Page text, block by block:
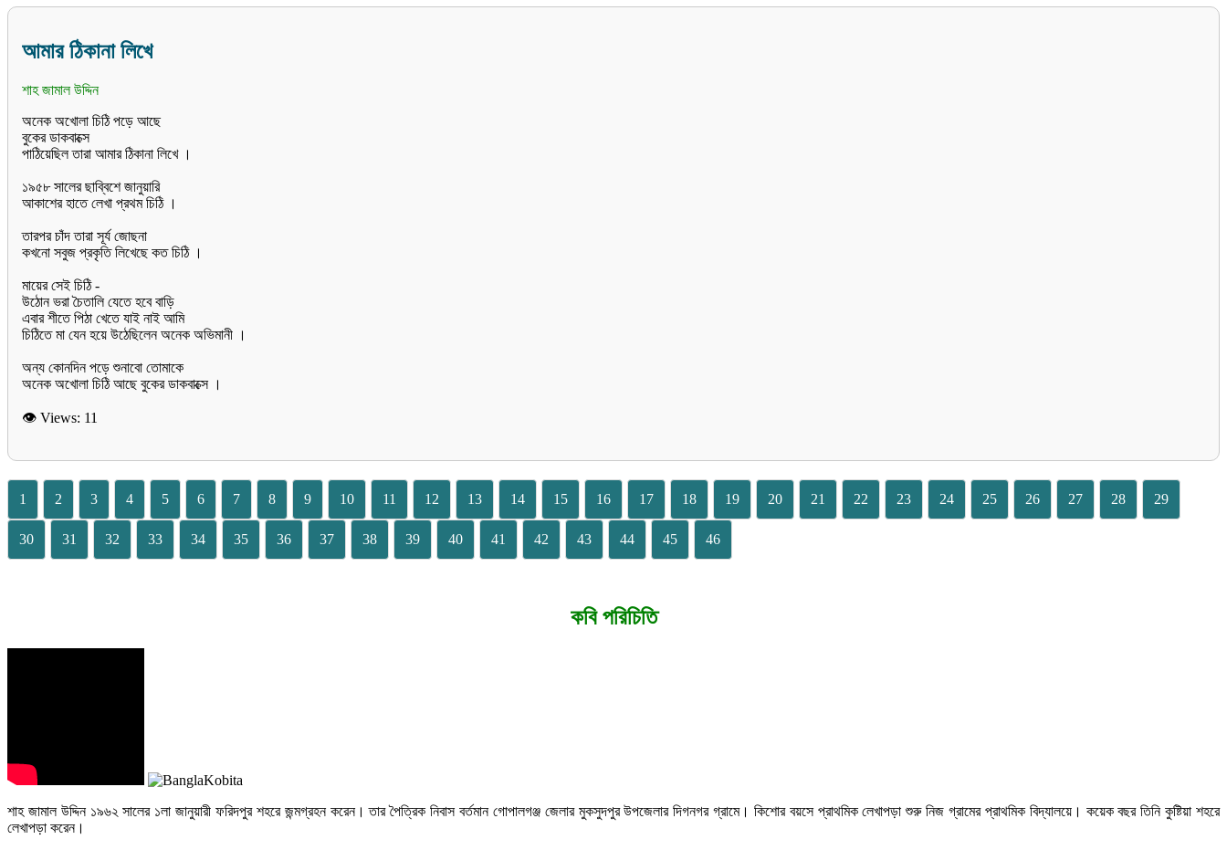
আমার ঠিকানা লিখে
শাহ জামাল উদ্দিন
অনেক অখোলা চিঠি পড়ে আছে
বুকের ডাকবাক্সে
পাঠিয়েছিল তারা আমার ঠিকানা লিখে ।
১৯৫৮ সালের ছাব্বিশে জানুয়ারি
আকাশের হাতে লেখা প্রথম চিঠি ।
তারপর চাঁদ তারা সূর্য জোছনা
কখনো সবুজ প্রকৃতি লিখেছে কত চিঠি ।
মায়ের সেই চিঠি -
উঠোন ভরা চৈতালি যেতে হবে বাড়ি
এবার শীতে পিঠা খেতে যাই নাই আমি
চিঠিতে মা যেন হয়ে উঠেছিলেন অনেক অভিমানী ।
অন্য কোনদিন পড়ে শুনাবো তোমাকে
অনেক অখোলা চিঠি আছে বুকের ডাকবাক্সে ।
👁 Views: 11
1 2 3 4 5 6 7 8 9 10 11 12 13 14 15 16 17 18 19 20 21 22 23 24 25 26 27 28 29
30 31 32 33 34 35 36 37 38 39 40 41 42 43 44 45 46
কবি পরিচিতি
শাহ জামাল উদ্দিন ১৯৬২ সালের ১লা জানুয়ারী ফরিদপুর শহরে জন্মগ্রহন করেন। তার পৈত্রিক নিবাস বর্তমান গোপালগঞ্জ জেলার মুকসুদপুর উপজেলার দিগনগর গ্রামে। কিশোর বয়সে প্রাথমিক লেখাপড়া শুরু নিজ গ্রামের প্রাথমিক বিদ্যালয়ে। কয়েক বছর তিনি কুষ্টিয়া শহরে
লেখাপড়া করেন।